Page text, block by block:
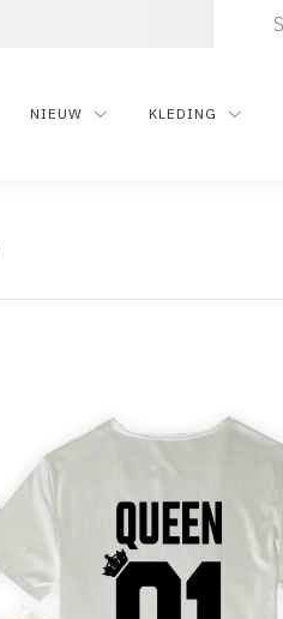
NIEUW KLEDING